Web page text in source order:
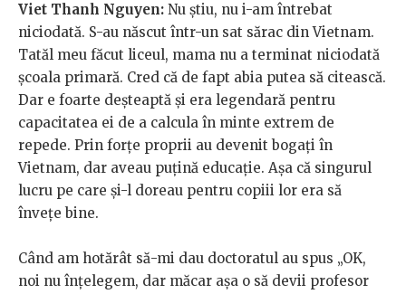
Viet Thanh Nguyen: Nu știu, nu i-am întrebat
niciodată. S-au născut într-un sat sărac din Vietnam.
Tatăl meu făcut liceul, mama nu a terminat niciodată
școala primară. Cred că de fapt abia putea să citească.
Dar e foarte deșteaptă și era legendară pentru
capacitatea ei de a calcula în minte extrem de
repede. Prin forțe proprii au devenit bogați în
Vietnam, dar aveau puțină educație. Așa că singurul
lucru pe care și-l doreau pentru copiii lor era să
învețe bine.
Când am hotărât să-mi dau doctoratul au spus „OK,
noi nu înțelegem, dar măcar așa o să devii profesor